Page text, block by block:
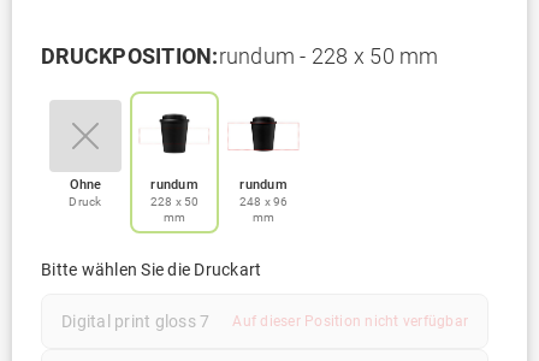
DRUCKPOSITION:rundum - 228 x 50 mm
Ohne
Druck
rundum
228 x 50
mm
rundum
248 x 96
mm
Bitte wählen Sie die Druckart
Digital print gloss 7 Auf dieser Position nicht verfügbar